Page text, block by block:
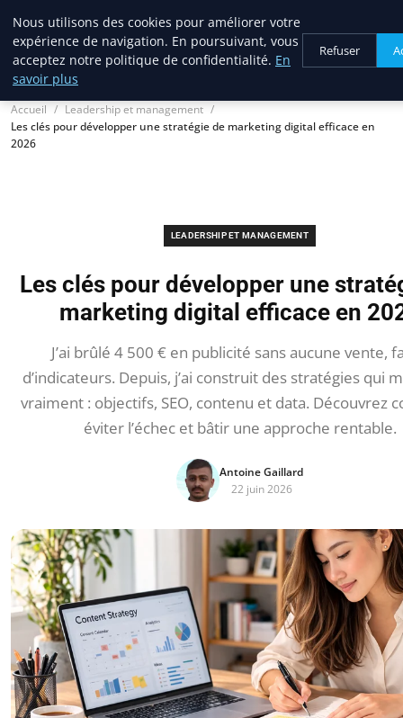
Blogue Sc
Accueil
Leadership et management
Les clés pour développer une stratégie de marketing digital efficace en
2026
LEADERSHIP ET MANAGEMENT
Les clés pour développer une
marketing digital efficace en
J’ai brûlé 4 500 € en publicité sans aucune vente,
d’indicateurs. Depuis, j’ai construit des stratégies qui
vraiment : objectifs, SEO, contenu et data. Découvrez
éviter l’échec et bâtir une approche rentable.
Antoine Gaillard
22 juin 2026
Nous utilisons des cookies pour améliorer votre
expérience de navigation. En poursuivant, vous
acceptez notre politique de confidentialité. En
savoir plus
Refuser